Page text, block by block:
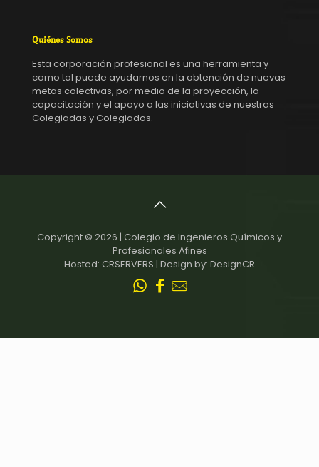
Quiénes Somos
Esta corporación profesional es una herramienta y
como tal puede ayudarnos en la obtención de nuevas
metas colectivas, por medio de la proyección, la
capacitación y el apoyo a las iniciativas de nuestras
Colegiadas y Colegiados.
Copyright © 2026 | Colegio de Ingenieros Químicos y
Profesionales Afines
Hosted: CRSERVERS | Design by: DesignCR